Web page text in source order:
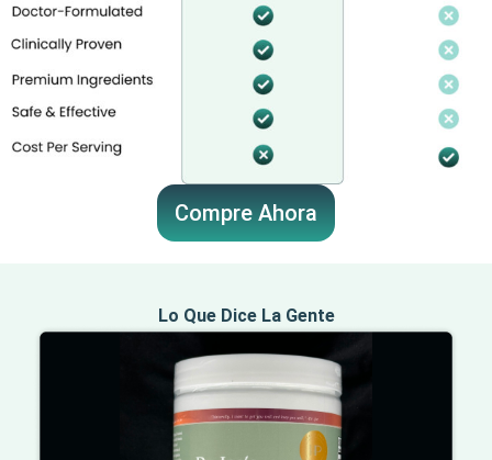
Compre Ahora
Lo Que Dice La Gente